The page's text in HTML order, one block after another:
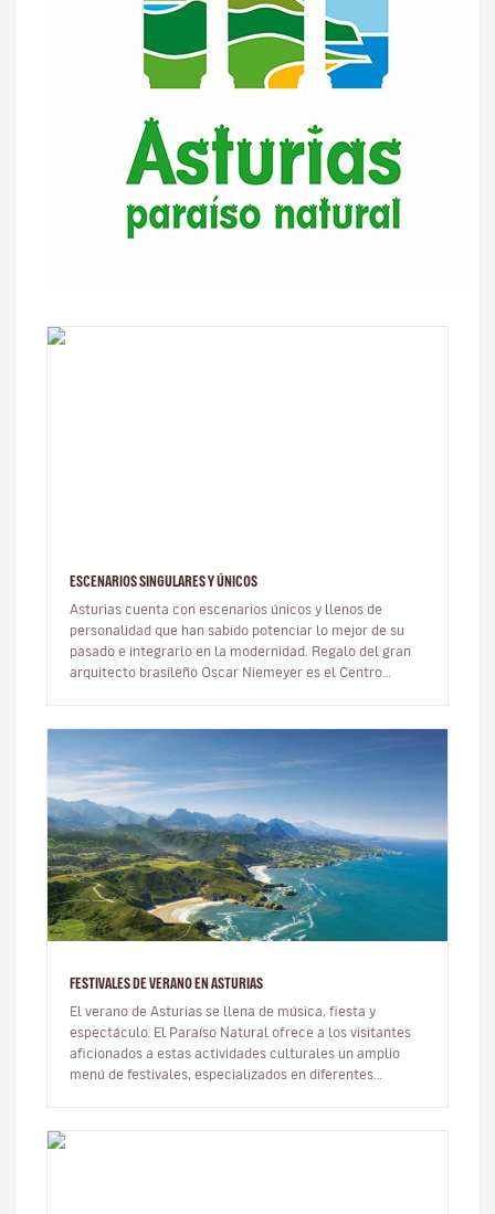
ESCENARIOS SINGULARES Y ÚNICOS
Asturias cuenta con escenarios únicos y llenos de
personalidad que han sabido potenciar lo mejor de su
pasado e integrarlo en la modernidad. Regalo del gran
arquitecto brasileño Oscar Niemeyer es el Centro
FESTIVALES DE VERANO EN ASTURIAS
El verano de Asturias se llena de música, fiesta y
espectáculo. El Paraíso Natural ofrece a los visitantes
aficionados a estas actividades culturales un amplio
menú de festivales, especializados en diferentes